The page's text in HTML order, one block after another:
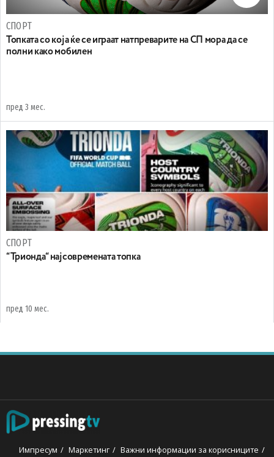
СПОРТ
Топката со која ќе се играат натпреварите на СП мора да се
полни како мобилен
пред 3 мес.
СПОРТ
“Трионда“ најсовремената топка
пред 10 мес.
Импресум Маркетинг
Важни информации за корисниците